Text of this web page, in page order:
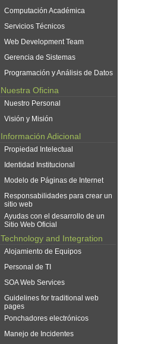
Computación Académica
Servicios Técnicos
Web Development Team
Gerencia de Sistemas
Programación y Análisis de Datos
Nuestra Oficina
Nuestro Personal
Visión y Misión
Información Adicional
Propiedad Intelectual
Identidad Institucional
Modelo de Páginas de Internet
Responsabilidades para crear un
sitio web
Ayudas con el desarrollo de un
Sitio Web Oficial
Technology and Integration
Alojamiento de Equipos
Personal de TI
SOA Web Services
Guidelines for traditional web
pages
Ponchadores electrónicos
Manejo de Incidentes